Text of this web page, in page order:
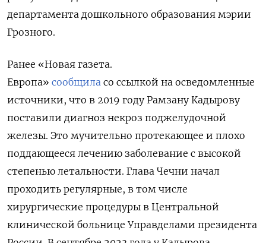
департамента дошкольного образования мэрии
Грозного.
Ранее «Новая газета.
Европа» сообщила со ссылкой на осведомленные
источники, что в 2019 году Рамзану Кадырову
поставили диагноз некроз поджелудочной
железы. Это мучительно протекающее и плохо
поддающееся лечению заболевание с высокой
степенью летальности. Глава Чечни начал
проходить регулярные, в том числе
хирургические процедуры в Центральной
клинической больнице Управделами президента